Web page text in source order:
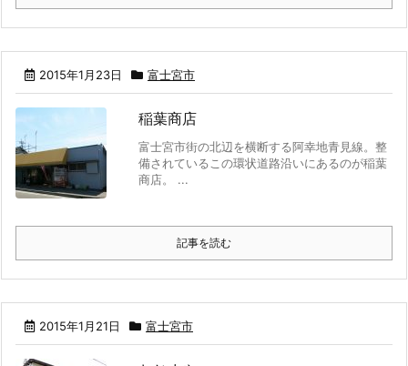
2015年1月23日 富士宮市
稲葉商店
富士宮市街の北辺を横断する阿幸地青見線。整
備されているこの環状道路沿いにあるのが稲葉
商店。 ...
記事を読む
2015年1月21日 富士宮市